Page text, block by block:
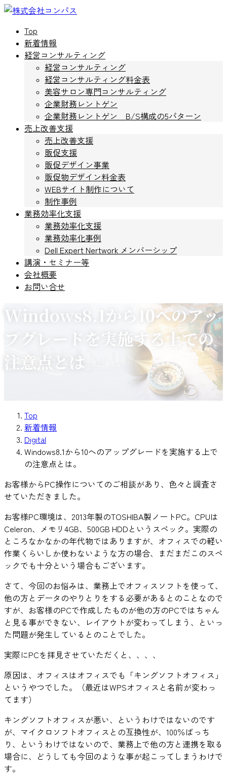
コ
ナ
Top
新着情報
経営コンサルティング
経営コンサルティング
経営コンサルティング料金表
美容サロン専門コンサルティング
企業財務レントゲン
企業財務レントゲン B/S構成の5パターン
売上改善支援
売上改善支援
販促支援
販促デザイン事業
販促物デザイン料金表
WEBサイト制作について
制作事例
業務効率化支援
業務効率化支援
業務効率化事例
Dell Expert Nertwork メンバーシップ
講演・セミナー等
会社概要
お問い合せ
Windows8.1から10へのアッ
プグレードを実施する上での
注意点とは。
Top
新着情報
Digital
Windows8.1から10へのアップグレードを実施する上で
の注意点とは。
お客様からPC操作についてのご相談があり、色々と調査さ
せていただきました。
お客様PC環境は、2013年製のTOSHIBA製ノートPC。CPUは
Celeron、メモリ4GB、500GB HDDというスペック。実際の
ところなかなかの年代物ではありますが、オフィスでの軽い
作業くらいしか使わないような方の場合、まだまだこのスペ
ックでも十分という場合もございます。
さて、今回のお悩みは、業務上でオフィスソフトを使って、
他の方とデータのやりとりをする必要があるとのことなので
すが、お客様のPCで作成したものが他の方のPCではちゃん
と見る事ができない、レイアウトが変わってしまう、といっ
た問題が発生しているとのことでした。
実際にPCを拝見させていただくと、、、、
原因は、オフィスはオフィスでも「キングソフトオフィス」
というやつでした。（最近はWPSオフィスと名前が変わっ
てます）
キングソフトオフィスが悪い、というわけではないのです
が、マイクロソフトオフィスとの互換性が、100％ばっち
り、というわけではないので、業務上で他の方と連携を取る
場合に、どうしても今回のような事が起こってしまうわけで
す。